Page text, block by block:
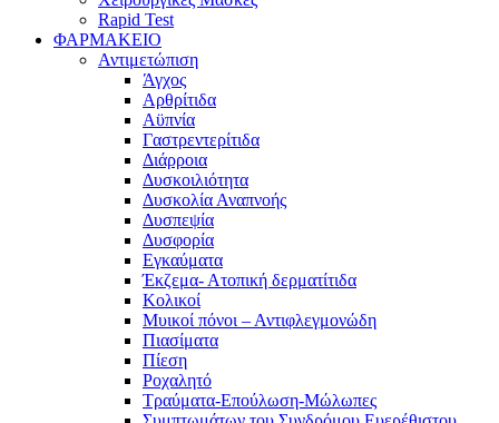
Rapid Test
ΦΑΡΜΑΚΕΙΟ
Αντιμετώπιση
Άγχος
Αρθρίτιδα
Αϋπνία
Γαστρεντερίτιδα
Διάρροια
Δυσκοιλιότητα
Δυσκολία Αναπνοής
Δυσπεψία
Δυσφορία
Εγκαύματα
Έκζεμα- Ατοπική δερματίτιδα
Κολικοί
Μυικοί πόνοι – Αντιφλεγμονώδη
Πιασίματα
Πίεση
Ροχαλητό
Τραύματα-Επούλωση-Μώλωπες